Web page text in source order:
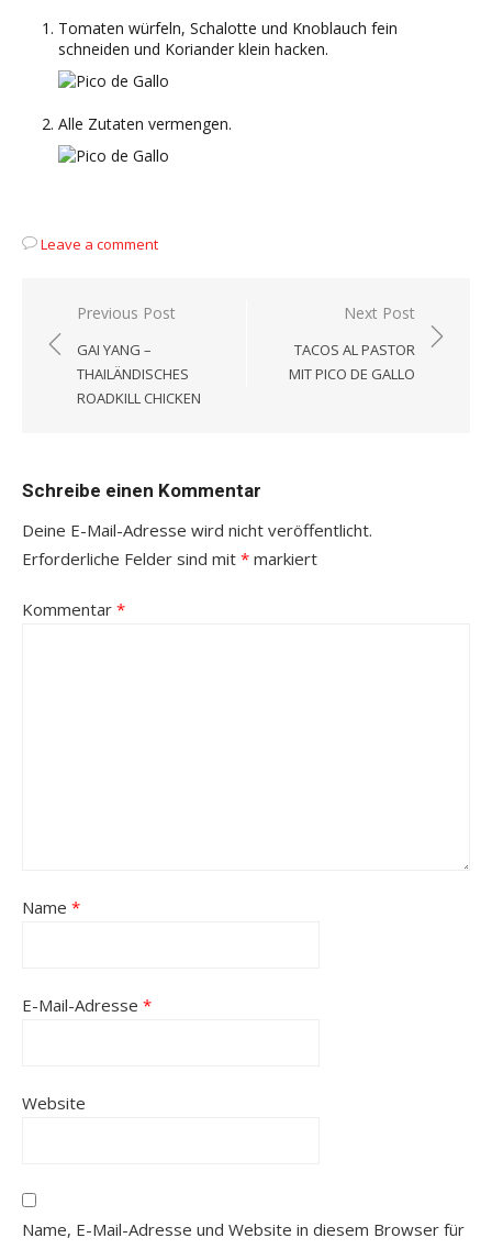
Tomaten würfeln, Schalotte und Knoblauch fein
schneiden und Koriander klein hacken.
Alle Zutaten vermengen.
Leave a comment
Beitragsnavigation
Previous Post
GAI YANG –
THAILÄNDISCHES
ROADKILL CHICKEN
Next Post
TACOS AL PASTOR
MIT PICO DE GALLO
Schreibe einen Kommentar
Deine E-Mail-Adresse wird nicht veröffentlicht.
Erforderliche Felder sind mit * markiert
Kommentar *
Name *
E-Mail-Adresse *
Website
Name, E-Mail-Adresse und Website in diesem Browser für